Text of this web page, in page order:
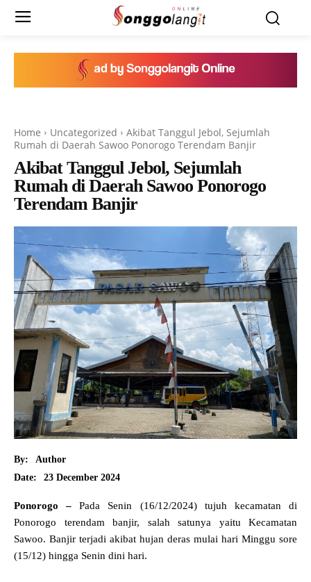
Home Uncategorized
Akibat Tanggul Jebol, Sejumlah
Rumah di Daerah Sawoo Ponorogo Terendam Banjir
Akibat Tanggul Jebol, Sejumlah
Rumah di Daerah Sawoo Ponorogo
Terendam Banjir
By:
Author
Date:
23 December 2024
Ponorogo – Pada Senin (16/12/2024) tujuh kecamatan di
Ponorogo terendam banjir, salah satunya yaitu Kecamatan
Sawoo. Banjir terjadi akibat hujan deras mulai hari Minggu sore
(15/12) hingga Senin dini hari.